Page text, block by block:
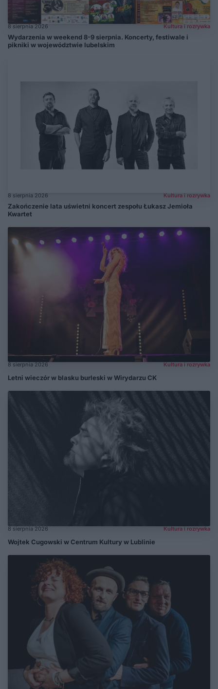
8 sierpnia 2026 Kultura i rozrywka
Wydarzenia w weekend 8-9 sierpnia. Koncerty, festiwale i
pikniki w województwie lubelskim
8 sierpnia 2026 Kultura i rozrywka
Zakończenie lata uświetni koncert zespołu Łukasz Jemioła
Kwartet
8 sierpnia 2026 Kultura i rozrywka
Letni wieczór w blasku burleski w Wirydarzu CK
8 sierpnia 2026 Kultura i rozrywka
Wojtek Cugowski w Centrum Kultury w Lublinie